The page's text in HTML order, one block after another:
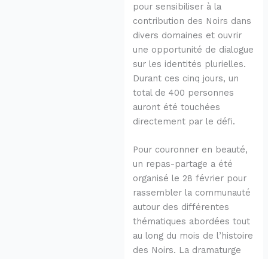
pour sensibiliser à la
contribution des Noirs dans
divers domaines et ouvrir
une opportunité de dialogue
sur les identités plurielles.
Durant ces cinq jours, un
total de 400 personnes
auront été touchées
directement par le défi.
Pour couronner en beauté,
un repas-partage a été
organisé le 28 février pour
rassembler la communauté
autour des différentes
thématiques abordées tout
au long du mois de l’histoire
des Noirs. La dramaturge